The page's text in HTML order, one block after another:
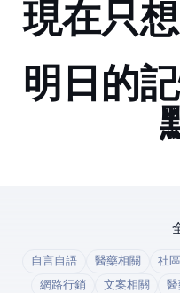
現在只
明日的
自言自語 醫藥相關 社
網路行銷
文案相關